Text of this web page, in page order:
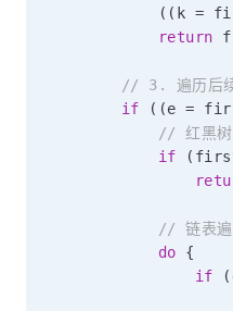
( ( k =
return
// 3. 遍历后
if
( (e =
// 红黑树
if
(
// 链表遍
do
{
if
(